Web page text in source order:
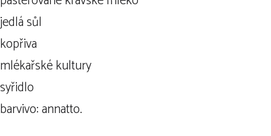
jedlá sůl
kopřiva
mlékařské kultury
syřidlo
barvivo: annatto.